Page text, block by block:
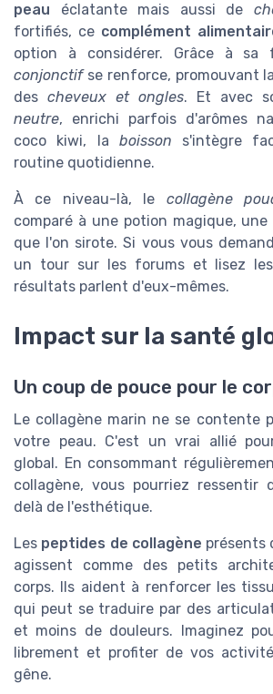
peau éclatante mais aussi de
fortifiés, ce complément
option à considérer. Grâce à sa
conjonctifse renforce, promouvant
des cheveux et ongles. Et avec
neutre, enrichi parfois d'arômes
coco kiwi, la boisson s'intègre
routine quotidienne.
À ce niveau-là, le collagène
comparé à une potion magique,
que l'on sirote. Si vous vous
un tour sur les forums et lisez
résultats parlent d'eux-mêmes.
Impact sur la santé
Un coup de pouce pour le
Le collagène marin ne se contente
votre peau. C'est un vrai allié
global. En consommant
collagène, vous pourriez ressentir
delà de l'esthétique.
Les peptides de collagène présents
agissent comme des petits
corps. Ils aident à renforcer les
qui peut se traduire par des
et moins de douleurs. Imaginez
librement et profiter de vos
gêne.